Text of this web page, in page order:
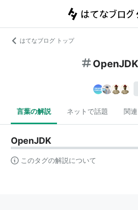
はてなブログ トップ
OpenJDK
言葉の解説 ネットで話題 関
OpenJDK
このタグの解説について